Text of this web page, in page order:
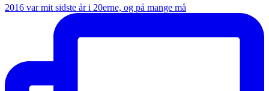
2016 var mit sidste år i 20erne, og på mange må